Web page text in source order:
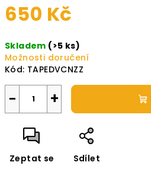
650 Kč
cena:
Skladem (>5 ks)
Možnosti doručení
Kód: TAPEDVCNZZ
+
−
Zeptat se Sdílet